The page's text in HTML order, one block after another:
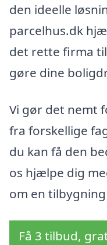
den ideelle
parcelhus.dk
det rette firma
gøre dine
Vi gør det nemt
fra forskellige
du kan få den
os hjælpe dig
om en
Få 3 tilbud,